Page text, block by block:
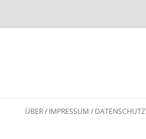
ÜBER / IMPRESSUM / DATENSCHUTZ